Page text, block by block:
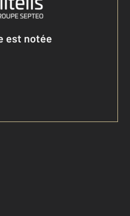
est notée